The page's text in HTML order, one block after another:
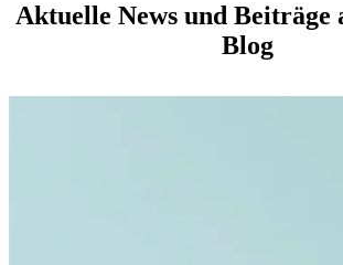
Aktuelle News und Beiträge
Blog